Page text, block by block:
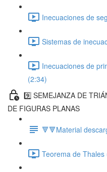
Inecuaciones de
Sistemas de
Inecuaciones de
(2:34)
9️⃣ SEMEJANZA DE
DE FIGURAS PLANAS
🔻🔻Material
Teorema de Thales